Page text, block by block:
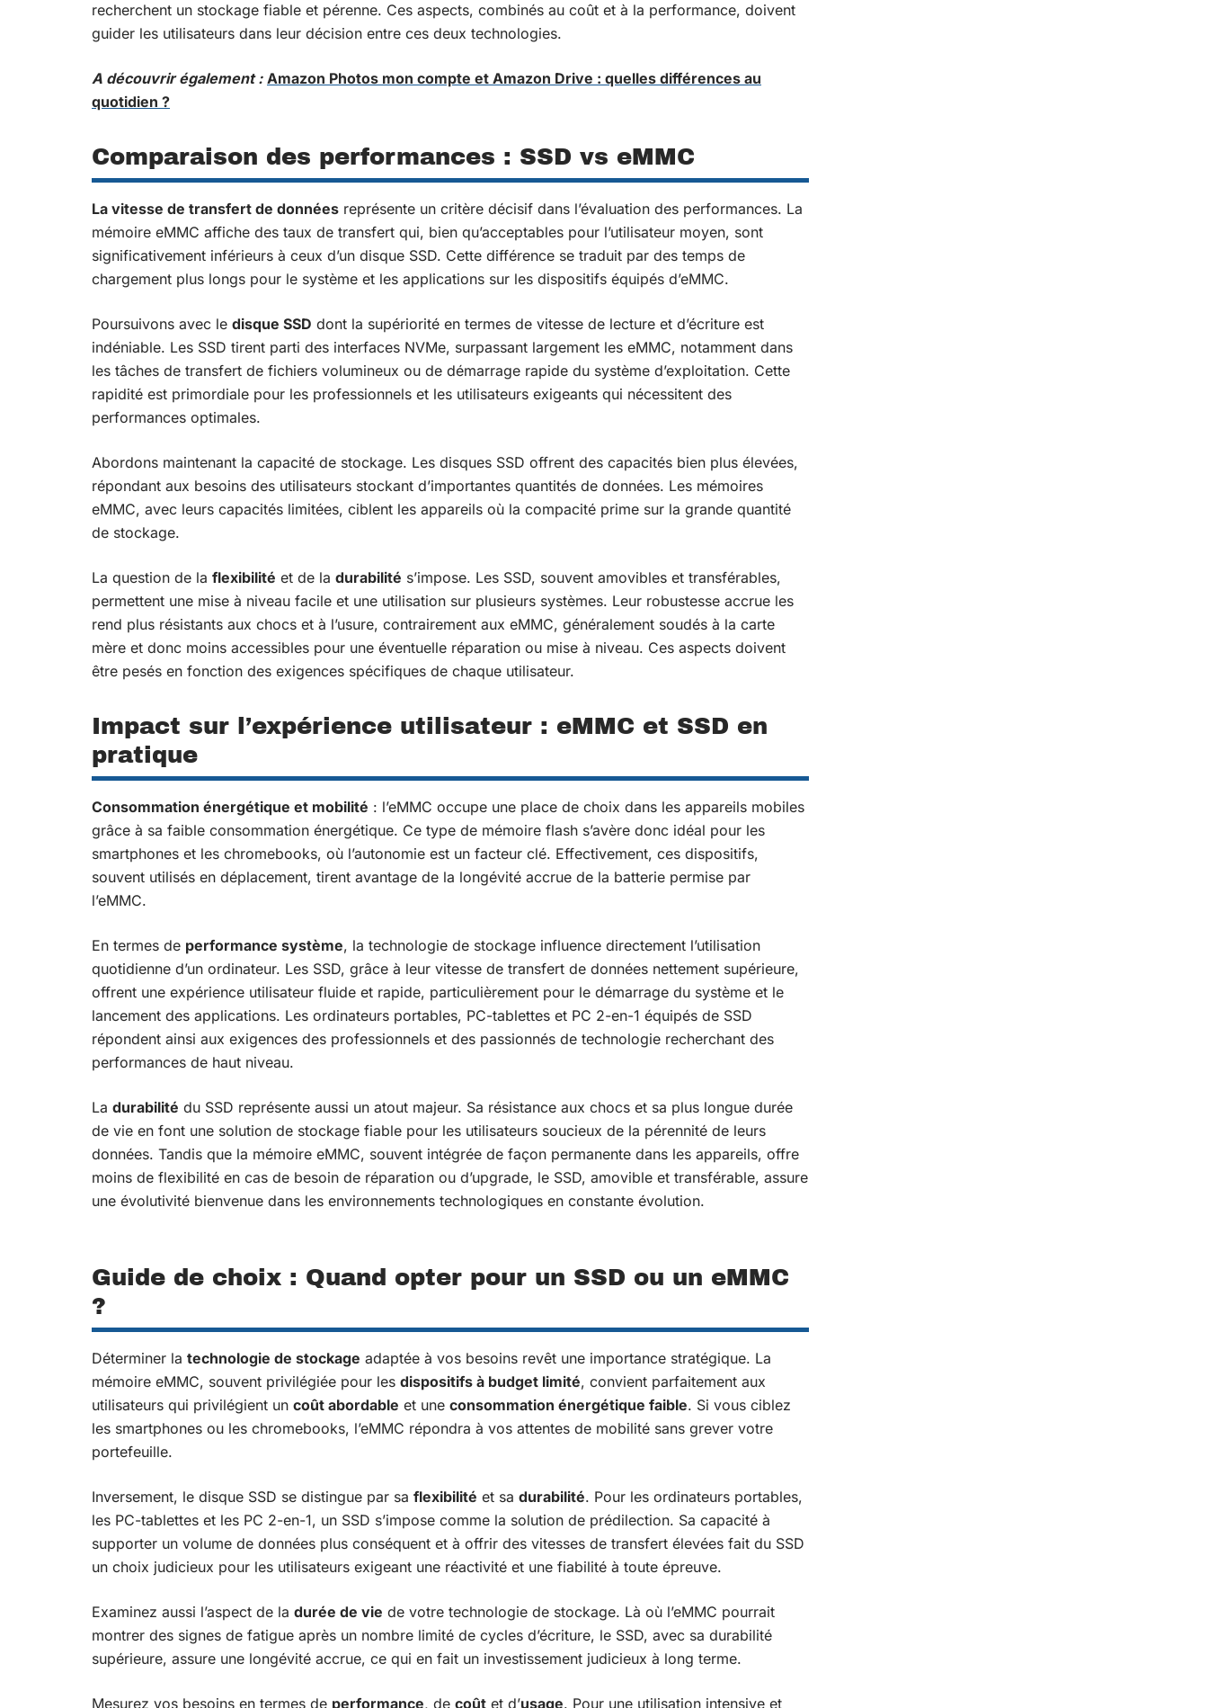
recherchent un stockage fiable et pérenne. Ces aspects, combinés au coût et à la performance, doivent
guider les utilisateurs dans leur décision entre ces deux technologies.
A découvrir également : Amazon Photos mon compte et Amazon Drive : quelles différences au
quotidien ?
Comparaison des performances : SSD vs eMMC
La vitesse de transfert de données représente un critère décisif dans l’évaluation des performances. La
mémoire eMMC affiche des taux de transfert qui, bien qu’acceptables pour l’utilisateur moyen, sont
significativement inférieurs à ceux d’un disque SSD. Cette différence se traduit par des temps de
chargement plus longs pour le système et les applications sur les dispositifs équipés d’eMMC.
Poursuivons avec le disque SSD dont la supériorité en termes de vitesse de lecture et d’écriture est
indéniable. Les SSD tirent parti des interfaces NVMe, surpassant largement les eMMC, notamment dans
les tâches de transfert de fichiers volumineux ou de démarrage rapide du système d’exploitation. Cette
rapidité est primordiale pour les professionnels et les utilisateurs exigeants qui nécessitent des
performances optimales.
Abordons maintenant la capacité de stockage. Les disques SSD offrent des capacités bien plus élevées,
répondant aux besoins des utilisateurs stockant d’importantes quantités de données. Les mémoires
eMMC, avec leurs capacités limitées, ciblent les appareils où la compacité prime sur la grande quantité
de stockage.
La question de la flexibilité et de la durabilité s’impose. Les SSD, souvent amovibles et transférables,
permettent une mise à niveau facile et une utilisation sur plusieurs systèmes. Leur robustesse accrue les
rend plus résistants aux chocs et à l’usure, contrairement aux eMMC, généralement soudés à la carte
mère et donc moins accessibles pour une éventuelle réparation ou mise à niveau. Ces aspects doivent
être pesés en fonction des exigences spécifiques de chaque utilisateur.
Impact sur l’expérience utilisateur : eMMC et SSD en
pratique
Consommation énergétique et mobilité : l’eMMC occupe une place de choix dans les appareils mobiles
grâce à sa faible consommation énergétique. Ce type de mémoire flash s’avère donc idéal pour les
smartphones et les chromebooks, où l’autonomie est un facteur clé. Effectivement, ces dispositifs,
souvent utilisés en déplacement, tirent avantage de la longévité accrue de la batterie permise par
l’eMMC.
En termes de performance système, la technologie de stockage influence directement l’utilisation
quotidienne d’un ordinateur. Les SSD, grâce à leur vitesse de transfert de données nettement supérieure,
offrent une expérience utilisateur fluide et rapide, particulièrement pour le démarrage du système et le
lancement des applications. Les ordinateurs portables, PC-tablettes et PC 2-en-1 équipés de SSD
répondent ainsi aux exigences des professionnels et des passionnés de technologie recherchant des
performances de haut niveau.
La durabilité du SSD représente aussi un atout majeur. Sa résistance aux chocs et sa plus longue durée
de vie en font une solution de stockage fiable pour les utilisateurs soucieux de la pérennité de leurs
données. Tandis que la mémoire eMMC, souvent intégrée de façon permanente dans les appareils, offre
moins de flexibilité en cas de besoin de réparation ou d’upgrade, le SSD, amovible et transférable, assure
une évolutivité bienvenue dans les environnements technologiques en constante évolution.
Guide de choix : Quand opter pour un SSD ou un eMMC
?
Déterminer la technologie de stockage adaptée à vos besoins revêt une importance stratégique. La
mémoire eMMC, souvent privilégiée pour les dispositifs à budget limité, convient parfaitement aux
utilisateurs qui privilégient un coût abordable et une consommation énergétique faible. Si vous ciblez
les smartphones ou les chromebooks, l’eMMC répondra à vos attentes de mobilité sans grever votre
portefeuille.
Inversement, le disque SSD se distingue par sa flexibilité et sa durabilité. Pour les ordinateurs portables,
les PC-tablettes et les PC 2-en-1, un SSD s’impose comme la solution de prédilection. Sa capacité à
supporter un volume de données plus conséquent et à offrir des vitesses de transfert élevées fait du SSD
un choix judicieux pour les utilisateurs exigeant une réactivité et une fiabilité à toute épreuve.
Examinez aussi l’aspect de la durée de vie de votre technologie de stockage. Là où l’eMMC pourrait
montrer des signes de fatigue après un nombre limité de cycles d’écriture, le SSD, avec sa durabilité
supérieure, assure une longévité accrue, ce qui en fait un investissement judicieux à long terme.
Mesurez vos besoins en termes de performance, de coût et d’usage. Pour une utilisation intensive et